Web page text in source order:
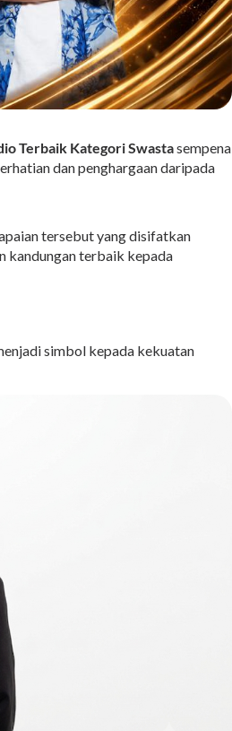
Terbaik Kategori Swastasempena
dan penghargaan daripada
tersebut yang disifatkan
kandungan terbaik kepada
simbol kepada kekuatan